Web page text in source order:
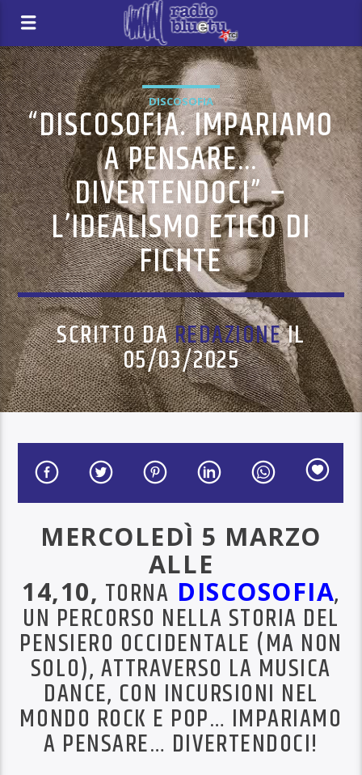
DISCOSOFIA
“DISCOSOFIA. IMPARIAMO
A PENSARE…
DIVERTENDOCI” –
L’IDEALISMO ETICO DI
FICHTE
SCRITTO DAREDAZIONEIL
05/03/2025
MERCOLEDÌ 5 MARZO
ALLE
14,10, TORNA DISCOSOFIA,
UN PERCORSO NELLA STORIA DEL
PENSIERO OCCIDENTALE (MA NON
SOLO), ATTRAVERSO LA MUSICA
DANCE, CON INCURSIONI NEL
MONDO ROCK E POP… IMPARIAMO
A PENSARE… DIVERTENDOCI!